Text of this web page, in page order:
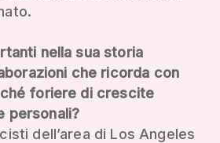
nella sua storia
che ricorda con
foriere di crescite
personali?
dell’area di Los Angeles